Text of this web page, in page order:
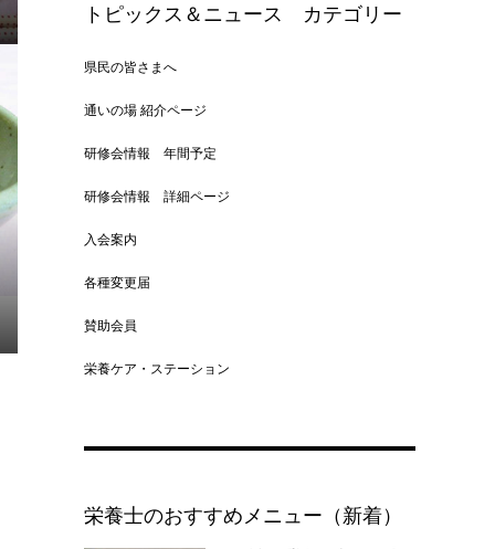
トピックス＆ニュース カテゴリー
県民の皆さまへ
通いの場 紹介ページ
研修会情報 年間予定
研修会情報 詳細ページ
入会案内
各種変更届
賛助会員
栄養ケア・ステーション
栄養士のおすすめメニュー（新着）